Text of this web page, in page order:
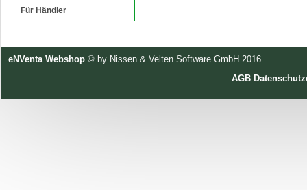
Für Händler
eNVenta Webshop © by Nissen & Velten Software GmbH 2016
AGB